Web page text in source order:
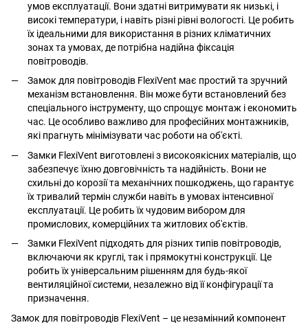
умов експлуатації. Вони здатні витримувати як низькі, і
високі температури, і навіть різні рівні вологості. Це робить
їх ідеальними для використання в різних кліматичних
зонах та умовах, де потрібна надійна фіксація
повітроводів.
Замок для повітроводів FlexiVent має простий та зручний
механізм встановлення. Він може бути встановлений без
спеціального інструменту, що спрощує монтаж і економить
час. Це особливо важливо для професійних монтажників,
які прагнуть мінімізувати час роботи на об'єкті.
Замки FlexiVent виготовлені з високоякісних матеріалів, що
забезпечує їхню довговічність та надійність. Вони не
схильні до корозії та механічних пошкоджень, що гарантує
їх тривалий термін служби навіть в умовах інтенсивної
експлуатації. Це робить їх чудовим вибором для
промислових, комерційних та житлових об'єктів.
Замки FlexiVent підходять для різних типів повітроводів,
включаючи як круглі, так і прямокутні конструкції. Це
робить їх універсальним рішенням для будь-якої
вентиляційної системи, незалежно від її конфігурації та
призначення.
Замок для повітроводів FlexiVent – ​​це незамінний компонент